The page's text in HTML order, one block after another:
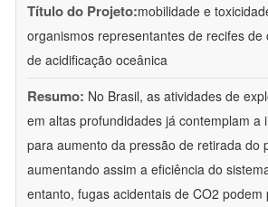
Título do Projeto:mobilidade e
organismos representantes de recifes de
de acidificação oceânica
Resumo: No Brasil, as atividades de
em altas profundidades já contemplam a
para aumento da pressão de retirada do
aumentando assim a eficiência do
entanto, fugas acidentais de CO2